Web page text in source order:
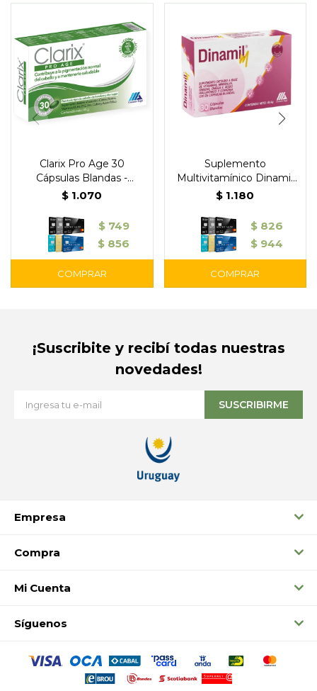
Clarix Pro Age 30
Cápsulas Blandas -
Gramón Bagó
$ 1.070
$ 749
$ 856
Suplemento
Multivitamínico Dinamil
M 30 Cápsulas Blandas -
$ 1.180
$ 826
$ 944
Empresa
Compra
Mi Cuenta
Síguenos
¡Suscribite y recibí todas nuestras
novedades!
SUSCRIBIRME